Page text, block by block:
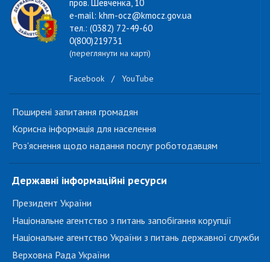
пров. Шевченка, 10
e-mail: khm-ocz@kmocz.gov.ua
тел.: (0382) 72-49-60
0(800)219731
(переглянути на карті)
Facebook / YouTube
Поширені запитання громадян
Корисна інформація для населення
Роз'яснення щодо надання послуг роботодавцям
Державні інформаційні ресурси
Президент України
Національне агентство з питань запобігання корупції
Національне агентство України з питань державної служби
Верховна Рада України